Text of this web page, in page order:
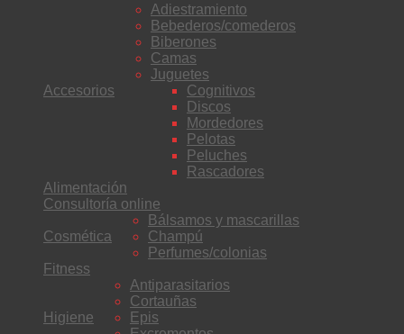
Accesorios
Adiestramiento
Bebederos/comederos
Biberones
Camas
Juguetes
Cognitivos
Discos
Mordedores
Pelotas
Peluches
Rascadores
Alimentación
Consultoría online
Cosmética
Bálsamos y mascarillas
Champú
Perfumes/colonias
Fitness
Higiene
Antiparasitarios
Cortauñas
Epis